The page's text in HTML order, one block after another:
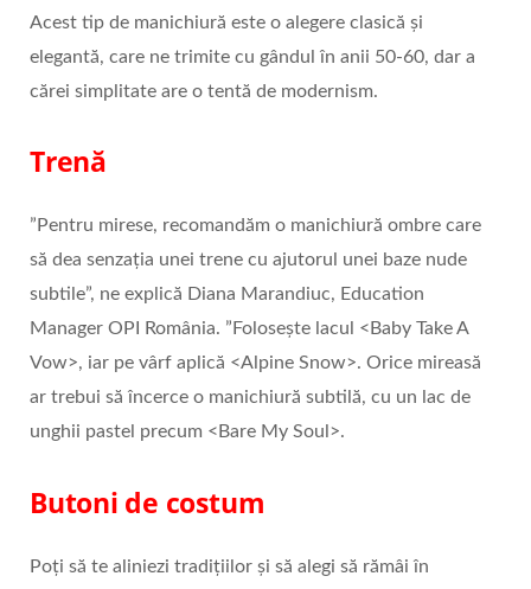
Acest tip de manichiură este o alegere clasică și
elegantă, care ne trimite cu gândul în anii 50-60, dar a
cărei simplitate are o tentă de modernism.
Trenă
”Pentru mirese, recomandăm o manichiură ombre care
să dea senzația unei trene cu ajutorul unei baze nude
subtile”, ne explică Diana Marandiuc, Education
Manager OPI România. ”Folosește lacul <Baby Take A
Vow>, iar pe vârf aplică <Alpine Snow>. Orice mireasă
ar trebui să încerce o manichiură subtilă, cu un lac de
unghii pastel precum <Bare My Soul>.
Butoni de costum
Poți să te aliniezi tradițiilor și să alegi să rămâi în